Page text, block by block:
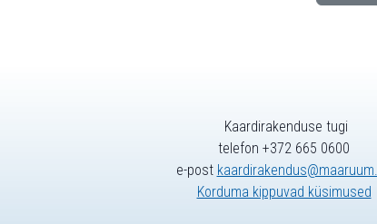
Kaardirakenduse tugi
telefon +372 665 0600
e-post
Korduma kippuvad küsimused